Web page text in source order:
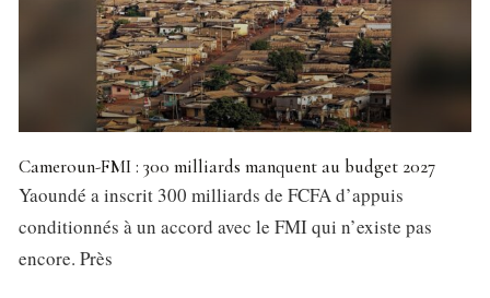
Cameroun-FMI : 300 milliards manquent au budget 2027
Yaoundé a inscrit 300 milliards de FCFA d’appuis
conditionnés à un accord avec le FMI qui n’existe pas
encore. Près